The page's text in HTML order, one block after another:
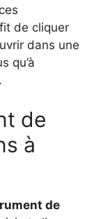
de cliquer
dans une
qu’à
de
à
de